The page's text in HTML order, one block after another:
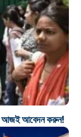
আজই আবেদন করুন!